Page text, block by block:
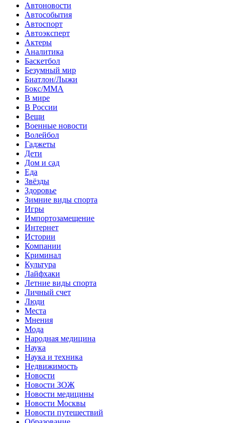
Автоновости
Автособытия
Автоспорт
Автоэксперт
Актеры
Аналитика
Баскетбол
Безумный мир
Биатлон/Лыжи
Бокс/MMA
В мире
В России
Вещи
Военные новости
Волейбол
Гаджеты
Дети
Дом и сад
Еда
Звёзды
Здоровье
Зимние виды спорта
Игры
Импортозамещение
Интернет
Истории
Компании
Криминал
Культура
Лайфхаки
Летние виды спорта
Личный счет
Люди
Места
Мнения
Мода
Народная медицина
Наука
Наука и техника
Недвижимость
Новости
Новости ЗОЖ
Новости медицины
Новости Москвы
Новости путешествий